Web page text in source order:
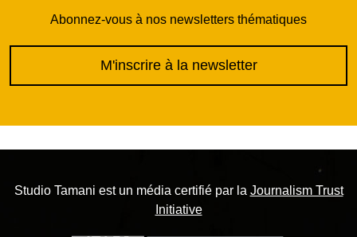
Abonnez-vous à nos newsletters thématiques
M'inscrire à la newsletter
Studio Tamani est un média certifié par la Journalism Trust
Initiative